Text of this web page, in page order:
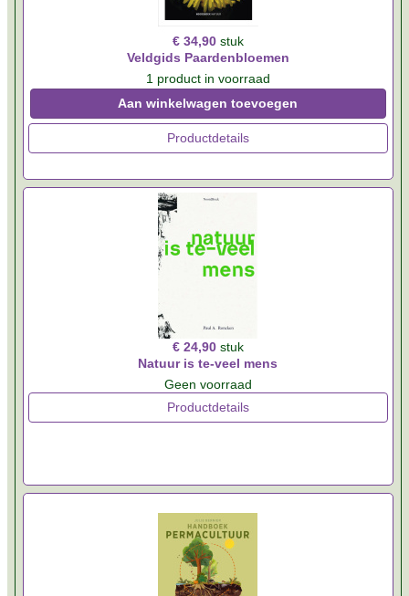
€ 34,90 stuk
Veldgids Paardenbloemen
1 product in voorraad
Aan winkelwagen toevoegen
Productdetails
€ 24,90 stuk
Natuur is te-veel mens
Geen voorraad
Productdetails